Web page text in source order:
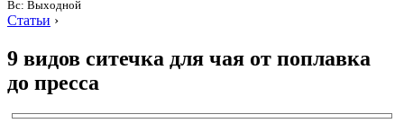
Вс: Выходной
Статьи ›
9 видов ситечка для чая от поплавка
до пресса